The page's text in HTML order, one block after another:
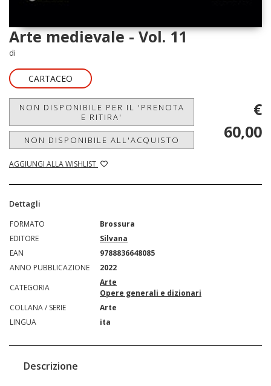
Arte medievale - Vol. 11
di
CARTACEO
NON DISPONIBILE PER IL 'PRENOTA
E RITIRA'
NON DISPONIBILE ALL'ACQUISTO
AGGIUNGI ALLA WISHLIST
€
60,00
Dettagli
FORMATO
Brossura
EDITORE
Silvana
EAN
9788836648085
ANNO PUBBLICAZIONE
2022
CATEGORIA
Arte
Opere generali e dizionari
COLLANA / SERIE
Arte
LINGUA
ita
Descrizione